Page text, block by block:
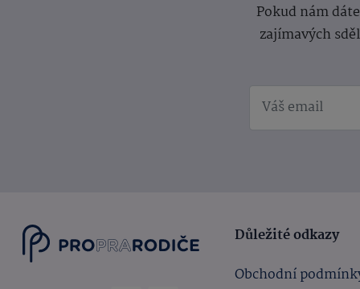
Pokud nám
zajímavých
Důležité odkazy
Obchodní